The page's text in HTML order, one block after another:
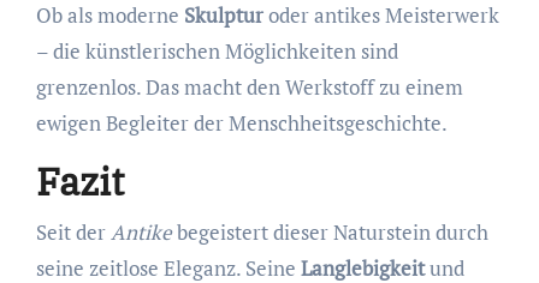
Ob als moderne Skulpturoder antikes Meisterwerk
– die künstlerischen Möglichkeiten sind
grenzenlos. Das macht den Werkstoff zu einem
ewigen Begleiter der Menschheitsgeschichte.
Fazit
Seit derAntikebegeistert dieser Naturstein durch
seine zeitlose Eleganz. Seine Langlebigkeitund